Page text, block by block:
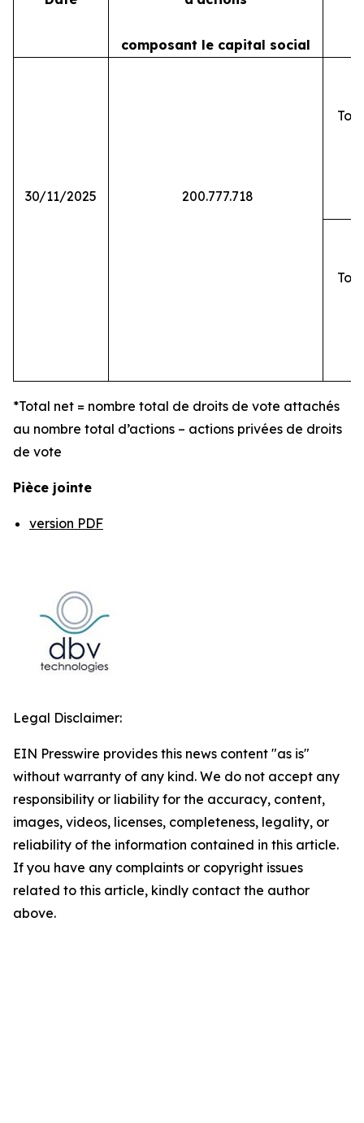
composant le capital social
30/11/2025 200.777.718
*Total net = nombre total de droits de vote attachés
au nombre total d’actions – actions privées de droits
de vote
Pièce jointe
version PDF
Legal Disclaimer:
EIN Presswire provides this news content "as is"
without warranty of any kind. We do not accept any
responsibility or liability for the accuracy, content,
images, videos, licenses, completeness, legality, or
reliability of the information contained in this article.
If you have any complaints or copyright issues
related to this article, kindly contact the author
above.